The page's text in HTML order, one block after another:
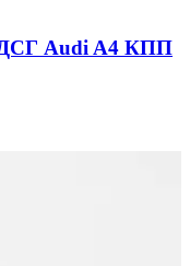
ДСГ Audi A4 КПП